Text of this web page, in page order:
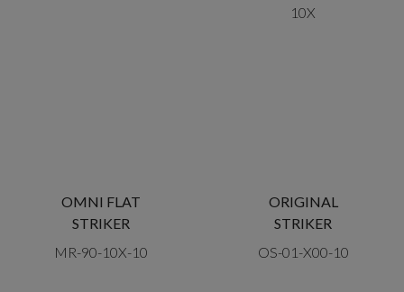
10X
OMNI FLAT
STRIKER
MR-90-10X-10
ORIGINAL
STRIKER
OS-01-X00-10